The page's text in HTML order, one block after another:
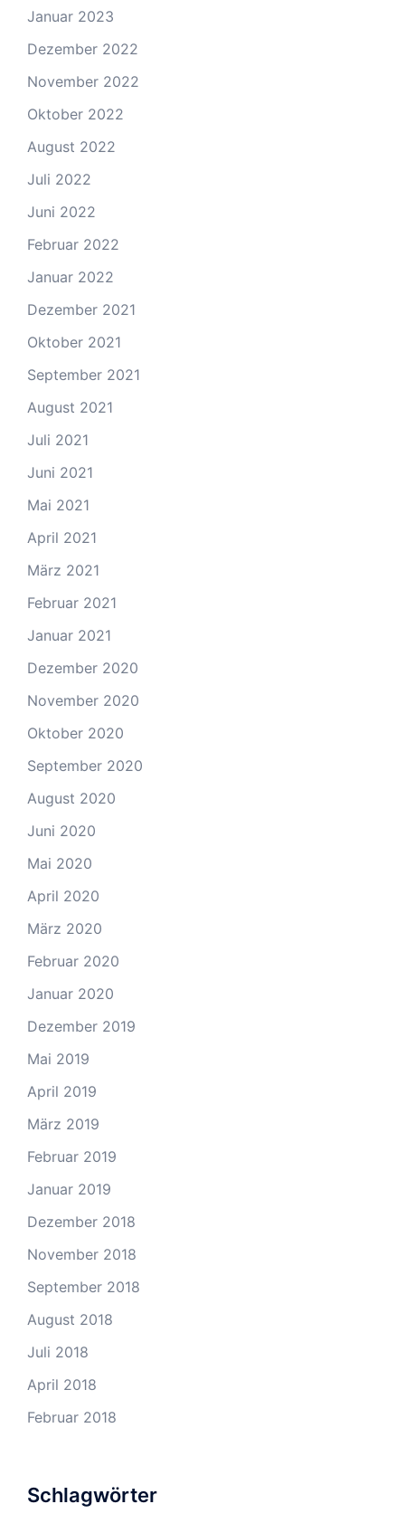
Januar 2023
Dezember 2022
November 2022
Oktober 2022
August 2022
Juli 2022
Juni 2022
Februar 2022
Januar 2022
Dezember 2021
Oktober 2021
September 2021
August 2021
Juli 2021
Juni 2021
Mai 2021
April 2021
März 2021
Februar 2021
Januar 2021
Dezember 2020
November 2020
Oktober 2020
September 2020
August 2020
Juni 2020
Mai 2020
April 2020
März 2020
Februar 2020
Januar 2020
Dezember 2019
Mai 2019
April 2019
März 2019
Februar 2019
Januar 2019
Dezember 2018
November 2018
September 2018
August 2018
Juli 2018
April 2018
Februar 2018
Schlagwörter